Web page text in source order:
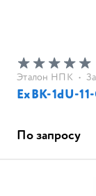
Эталон НПК •
ЕхВК-1dU-
По запросу